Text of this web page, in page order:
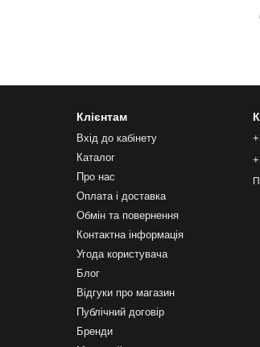
Клієнтам
Вхід до кабінету
Каталог
Про нас
Оплата і доставка
Обмін та повернення
Контактна інформація
Угода користувача
Блог
Відгуки про магазин
Публічний договір
Бренди